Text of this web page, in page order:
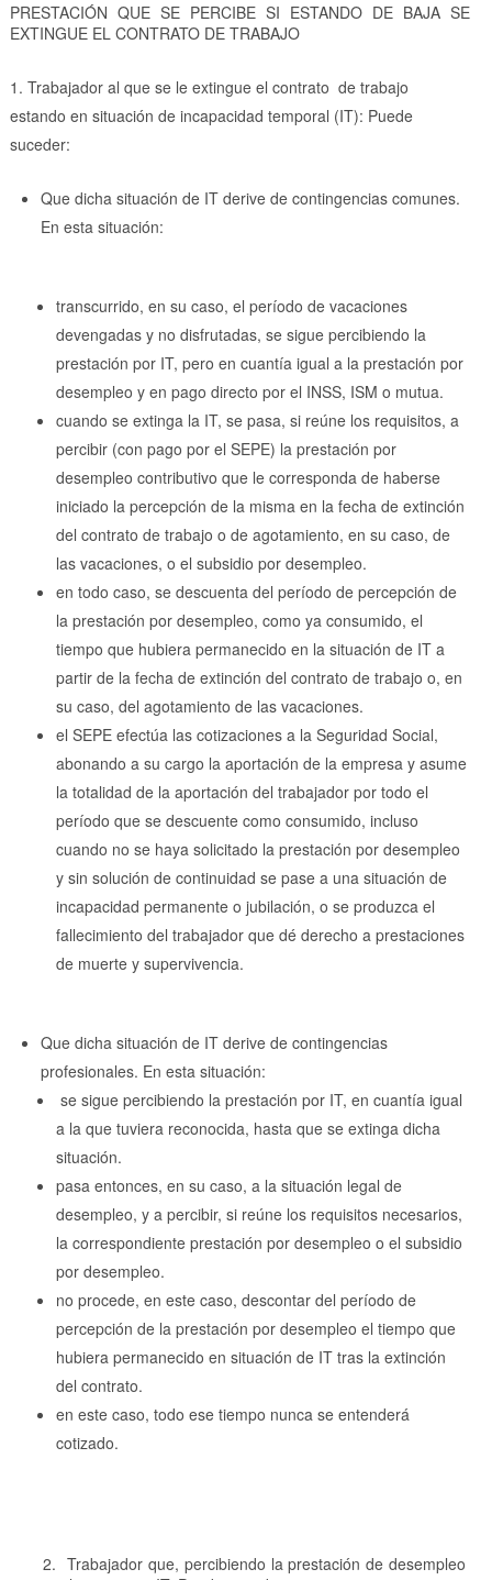
PRESTACIÓN QUE SE PERCIBE SI ESTANDO DE BAJA SE
EXTINGUE EL CONTRATO DE TRABAJO
Trabajador al que se le extingue el contrato de trabajo
estando en situación de incapacidad temporal (IT): Puede
suceder:
Que dicha situación de IT derive de contingencias comunes.
En esta situación:
transcurrido, en su caso, el período de vacaciones
devengadas y no disfrutadas, se sigue percibiendo la
prestación por IT, pero en cuantía igual a la prestación por
desempleo y en pago directo por el INSS, ISM o mutua.
cuando se extinga la IT, se pasa, si reúne los requisitos, a
percibir (con pago por el SEPE) la prestación por
desempleo contributivo que le corresponda de haberse
iniciado la percepción de la misma en la fecha de extinción
del contrato de trabajo o de agotamiento, en su caso, de
las vacaciones, o el subsidio por desempleo.
en todo caso, se descuenta del período de percepción de
la prestación por desempleo, como ya consumido, el
tiempo que hubiera permanecido en la situación de IT a
partir de la fecha de extinción del contrato de trabajo o, en
su caso, del agotamiento de las vacaciones.
el SEPE efectúa las cotizaciones a la Seguridad Social,
abonando a su cargo la aportación de la empresa y asume
la totalidad de la aportación del trabajador por todo el
período que se descuente como consumido, incluso
cuando no se haya solicitado la prestación por desempleo
y sin solución de continuidad se pase a una situación de
incapacidad permanente o jubilación, o se produzca el
fallecimiento del trabajador que dé derecho a prestaciones
de muerte y supervivencia.
Que dicha situación de IT derive de contingencias
profesionales. En esta situación:
se sigue percibiendo la prestación por IT, en cuantía igual
a la que tuviera reconocida, hasta que se extinga dicha
situación.
pasa entonces, en su caso, a la situación legal de
desempleo, y a percibir, si reúne los requisitos necesarios,
la correspondiente prestación por desempleo o el subsidio
por desempleo.
no procede, en este caso, descontar del período de
percepción de la prestación por desempleo el tiempo que
hubiera permanecido en situación de IT tras la extinción
del contrato.
en este caso, todo ese tiempo nunca se entenderá
cotizado.
2. Trabajador que, percibiendo la prestación de desempleo